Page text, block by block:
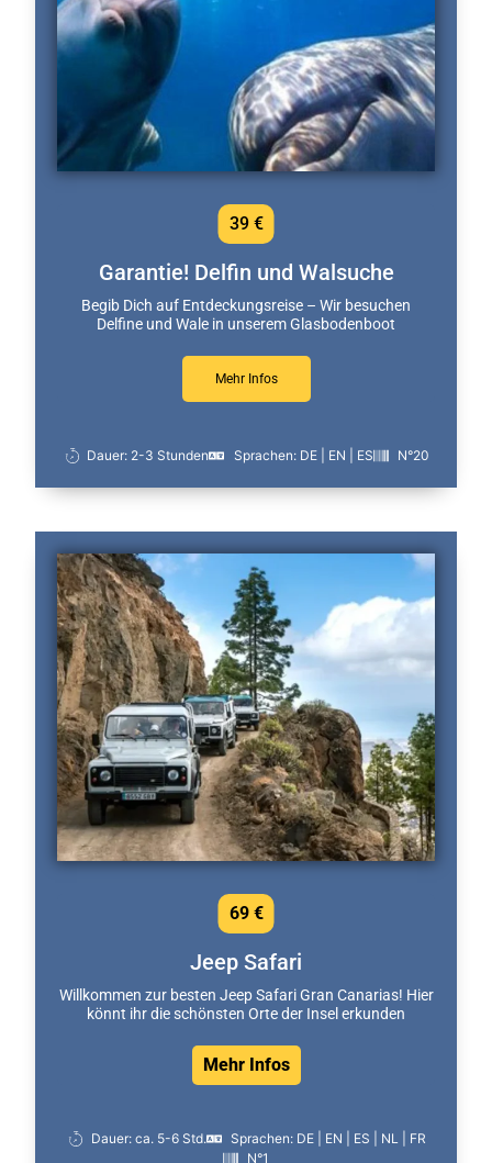
Garantie! Delfin und Walsuche
Begib Dich auf Entdeckungsreise – Wir besuchen
Delfine und Wale in unserem Glasbodenboot
Mehr Infos
39 €
Dauer: 2-3 Stunden Sprachen: DE | EN | ES N°20
Jeep Safari
Willkommen zur besten Jeep Safari Gran Canarias! Hier
könnt ihr die schönsten Orte der Insel erkunden
Mehr Infos
69 €
Dauer: ca. 5-6 Std.
Sprachen: DE | EN | ES | NL | FR
N°1